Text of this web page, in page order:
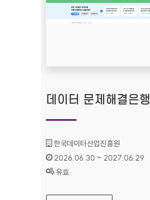
데이터 문제해결은행
기관명 :
한국데이터산업진흥원
인증기간 :
2026.06.30 ~ 2027.06.29
상태 :
유효